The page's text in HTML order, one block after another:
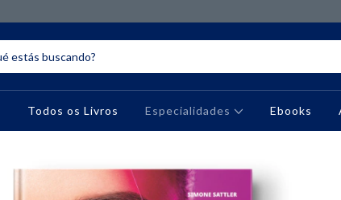
Todos os Livros Especialidades Ebooks